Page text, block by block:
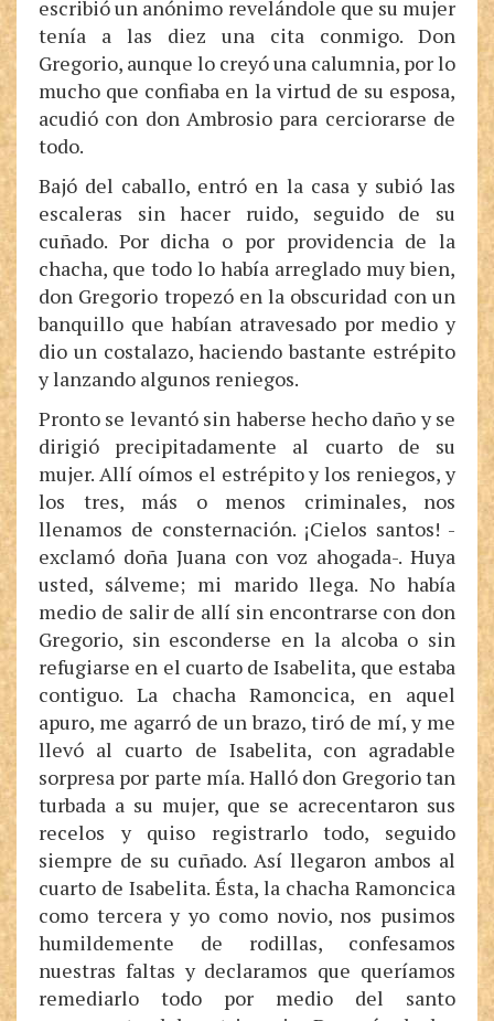
escribió un anónimo revelándole que su mujer
tenía a las diez una cita conmigo. Don
Gregorio, aunque lo creyó una calumnia, por lo
mucho que confiaba en la virtud de su esposa,
acudió con don Ambrosio para cerciorarse de
todo.
Bajó del caballo, entró en la casa y subió las
escaleras sin hacer ruido, seguido de su
cuñado. Por dicha o por providencia de la
chacha, que todo lo había arreglado muy bien,
don Gregorio tropezó en la obscuridad con un
banquillo que habían atravesado por medio y
dio un costalazo, haciendo bastante estrépito
y lanzando algunos reniegos.
Pronto se levantó sin haberse hecho daño y se
dirigió precipitadamente al cuarto de su
mujer. Allí oímos el estrépito y los reniegos, y
los tres, más o menos criminales, nos
llenamos de consternación. ¡Cielos santos! -
exclamó doña Juana con voz ahogada-. Huya
usted, sálveme; mi marido llega. No había
medio de salir de allí sin encontrarse con don
Gregorio, sin esconderse en la alcoba o sin
refugiarse en el cuarto de Isabelita, que estaba
contiguo. La chacha Ramoncica, en aquel
apuro, me agarró de un brazo, tiró de mí, y me
llevó al cuarto de Isabelita, con agradable
sorpresa por parte mía. Halló don Gregorio tan
turbada a su mujer, que se acrecentaron sus
recelos y quiso registrarlo todo, seguido
siempre de su cuñado. Así llegaron ambos al
cuarto de Isabelita. Ésta, la chacha Ramoncica
como tercera y yo como novio, nos pusimos
humildemente de rodillas, confesamos
nuestras faltas y declaramos que queríamos
remediarlo todo por medio del santo